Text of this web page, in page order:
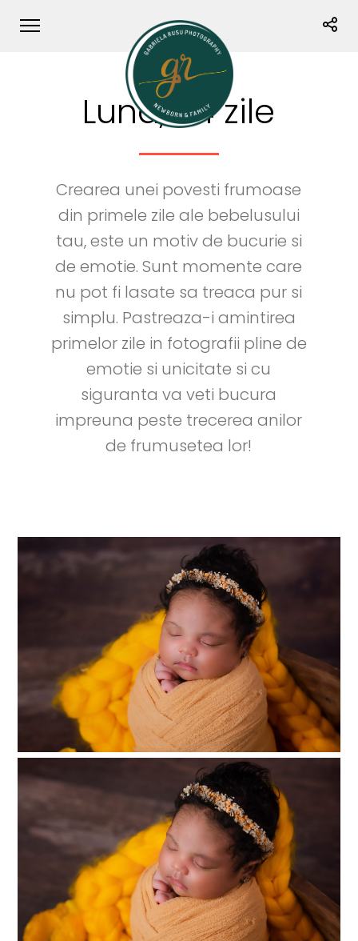
Luna, 24 zile
Crearea unei povesti frumoase
din primele zile ale bebelusului
tau, este un motiv de bucurie si
de emotie. Sunt momente care
nu pot fi lasate sa treaca pur si
simplu. Pastreaza-i amintirea
primelor zile in fotografii pline de
emotie si unicitate si cu
siguranta va veti bucura
impreuna peste trecerea anilor
de frumusetea lor!